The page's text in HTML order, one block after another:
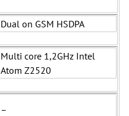
Dual on GSM HSDPA
Multi core 1,2GHz Intel
Atom Z2520
–